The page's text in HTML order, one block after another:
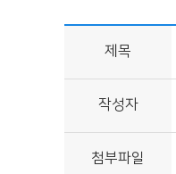
제목
작성자
첨부파일